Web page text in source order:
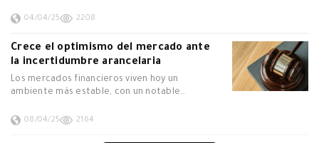
04/04/25 2208
Crece el optimismo del mercado ante
la incertidumbre arancelaria
Los mercados financieros viven hoy un
ambiente más estable, con un notable…
08/04/25 2164